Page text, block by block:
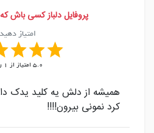
پروفایل دلباز کسی باش
امتیاز دهید
5.0 امتیاز از 1
همیشه از دلش یه کلید یدک
کرد نمونی بیرون!!!!